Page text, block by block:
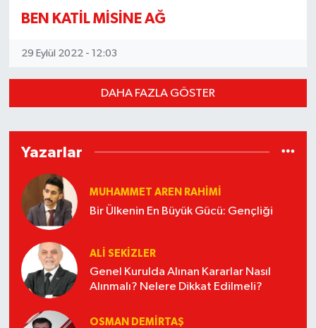
BEN KATİL MİSİNE AĞ
29 Eylül 2022 - 12:03
DAHA FAZLA GÖSTER
Yazarlar
MUHAMMET AREN RAHIMI
Bir Ülkenin En Büyük Gücü: Gençliği
ALI SEKIZLER
Genel Kurulda Alınan Kararlar Nasıl
Alınmalı? Nelere Dikkat Edilmeli?
OSMAN DEMİRTAŞ